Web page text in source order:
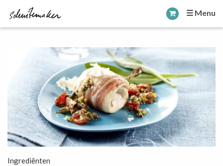
☰ Menu
Ingrediënten